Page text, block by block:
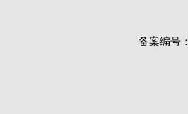
备案编号